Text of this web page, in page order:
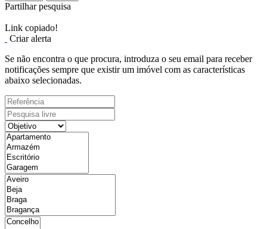
Partilhar pesquisa
Link copiado!
Criar alerta
Se não encontra o que procura, introduza o seu email para receber
notificações sempre que existir um imóvel com as características
abaixo selecionadas.